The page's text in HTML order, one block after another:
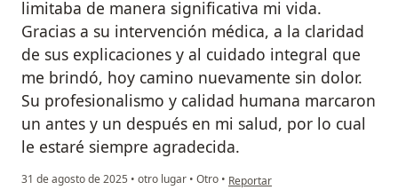
limitaba de manera significativa mi vida.
Gracias a su intervención médica, a la claridad
de sus explicaciones y al cuidado integral que
me brindó, hoy camino nuevamente sin dolor.
Su profesionalismo y calidad humana marcaron
un antes y un después en mi salud, por lo cual
le estaré siempre agradecida.
31 de agosto de 2025 • otro lugar • Otro • en opinión del usuario Magda
Reportar